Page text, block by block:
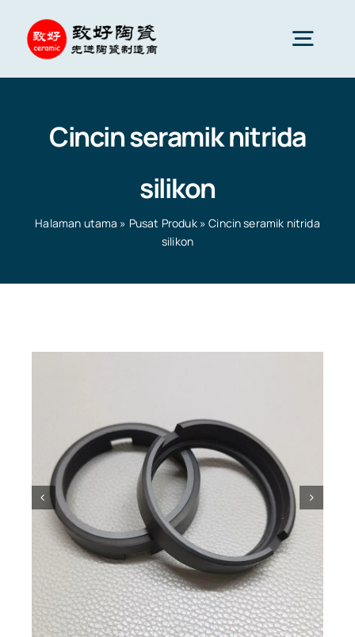
content
Perkhidmatan
Gunaan Seramik
Cincin seramik nitrida
silikon
Halaman utama » Pusat Produk»Cincin seramik nitrida
silikon